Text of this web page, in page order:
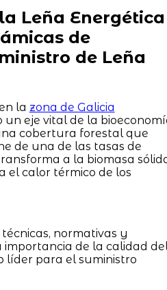
Leña Energética
de
de Leña
la zona de Galicia
eje vital de la
cobertura forestal que
de una de las tasas de
a la biomasa
el calor térmico de los
normativas y
de la calidad
líder para el suministro